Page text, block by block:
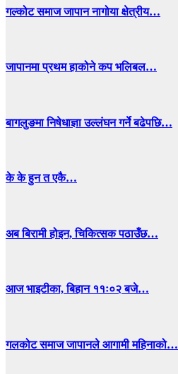
गल्कोट समाज जापान नागोया क्षेत्रीय…
जापानमा प्रथम हाकोने कप भलिबल…
बागलुङमा निषेधाज्ञा उल्लंघन गर्ने बढेपछि…
के के हुन त एकै…
अब बिरामी होइन, चिकित्सक पठाउँछ…
आज भाइटीका, बिहान ११ः०२ बजे…
गलकोट समाज जापानले आगामी महिनाको…